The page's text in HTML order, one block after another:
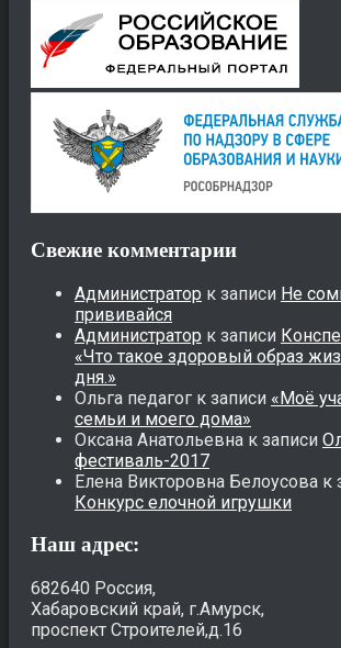
Свежие комментарии
Администратор к записи Не
прививайся
Администратор к записи
«Что такое здоровый образ
дня.»
Ольга педагог к записи «Моё
семьи и моего дома»
Оксана Анатольевна к записи
фестиваль-2017
Елена Викторовна Белоусова к
Конкурс елочной игрушки
Наш адрес:
682640 Россия,
Хабаровский край, г.Амурск,
проспект Строителей,д.16